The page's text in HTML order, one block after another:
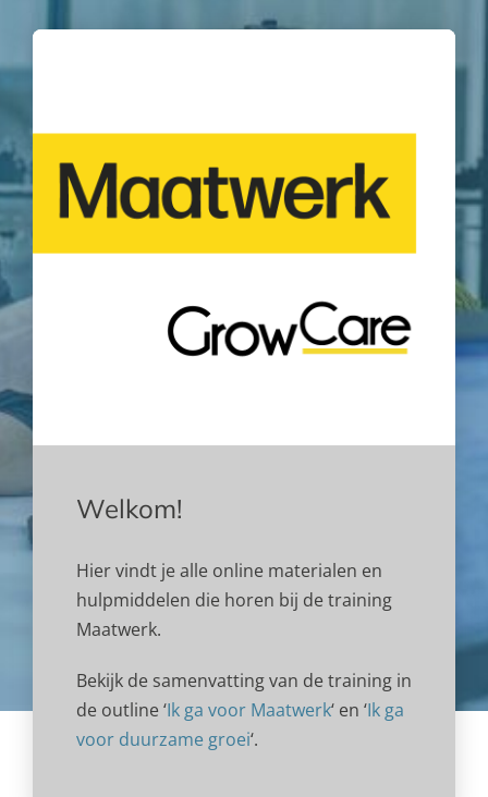
Welkom!
Hier vindt je alle online materialen en
hulpmiddelen die horen bij de training
Maatwerk.
Bekijk de samenvatting van de training in
de outline ‘Ik ga voor Maatwerk‘ en ‘Ik ga
voor duurzame groei‘.